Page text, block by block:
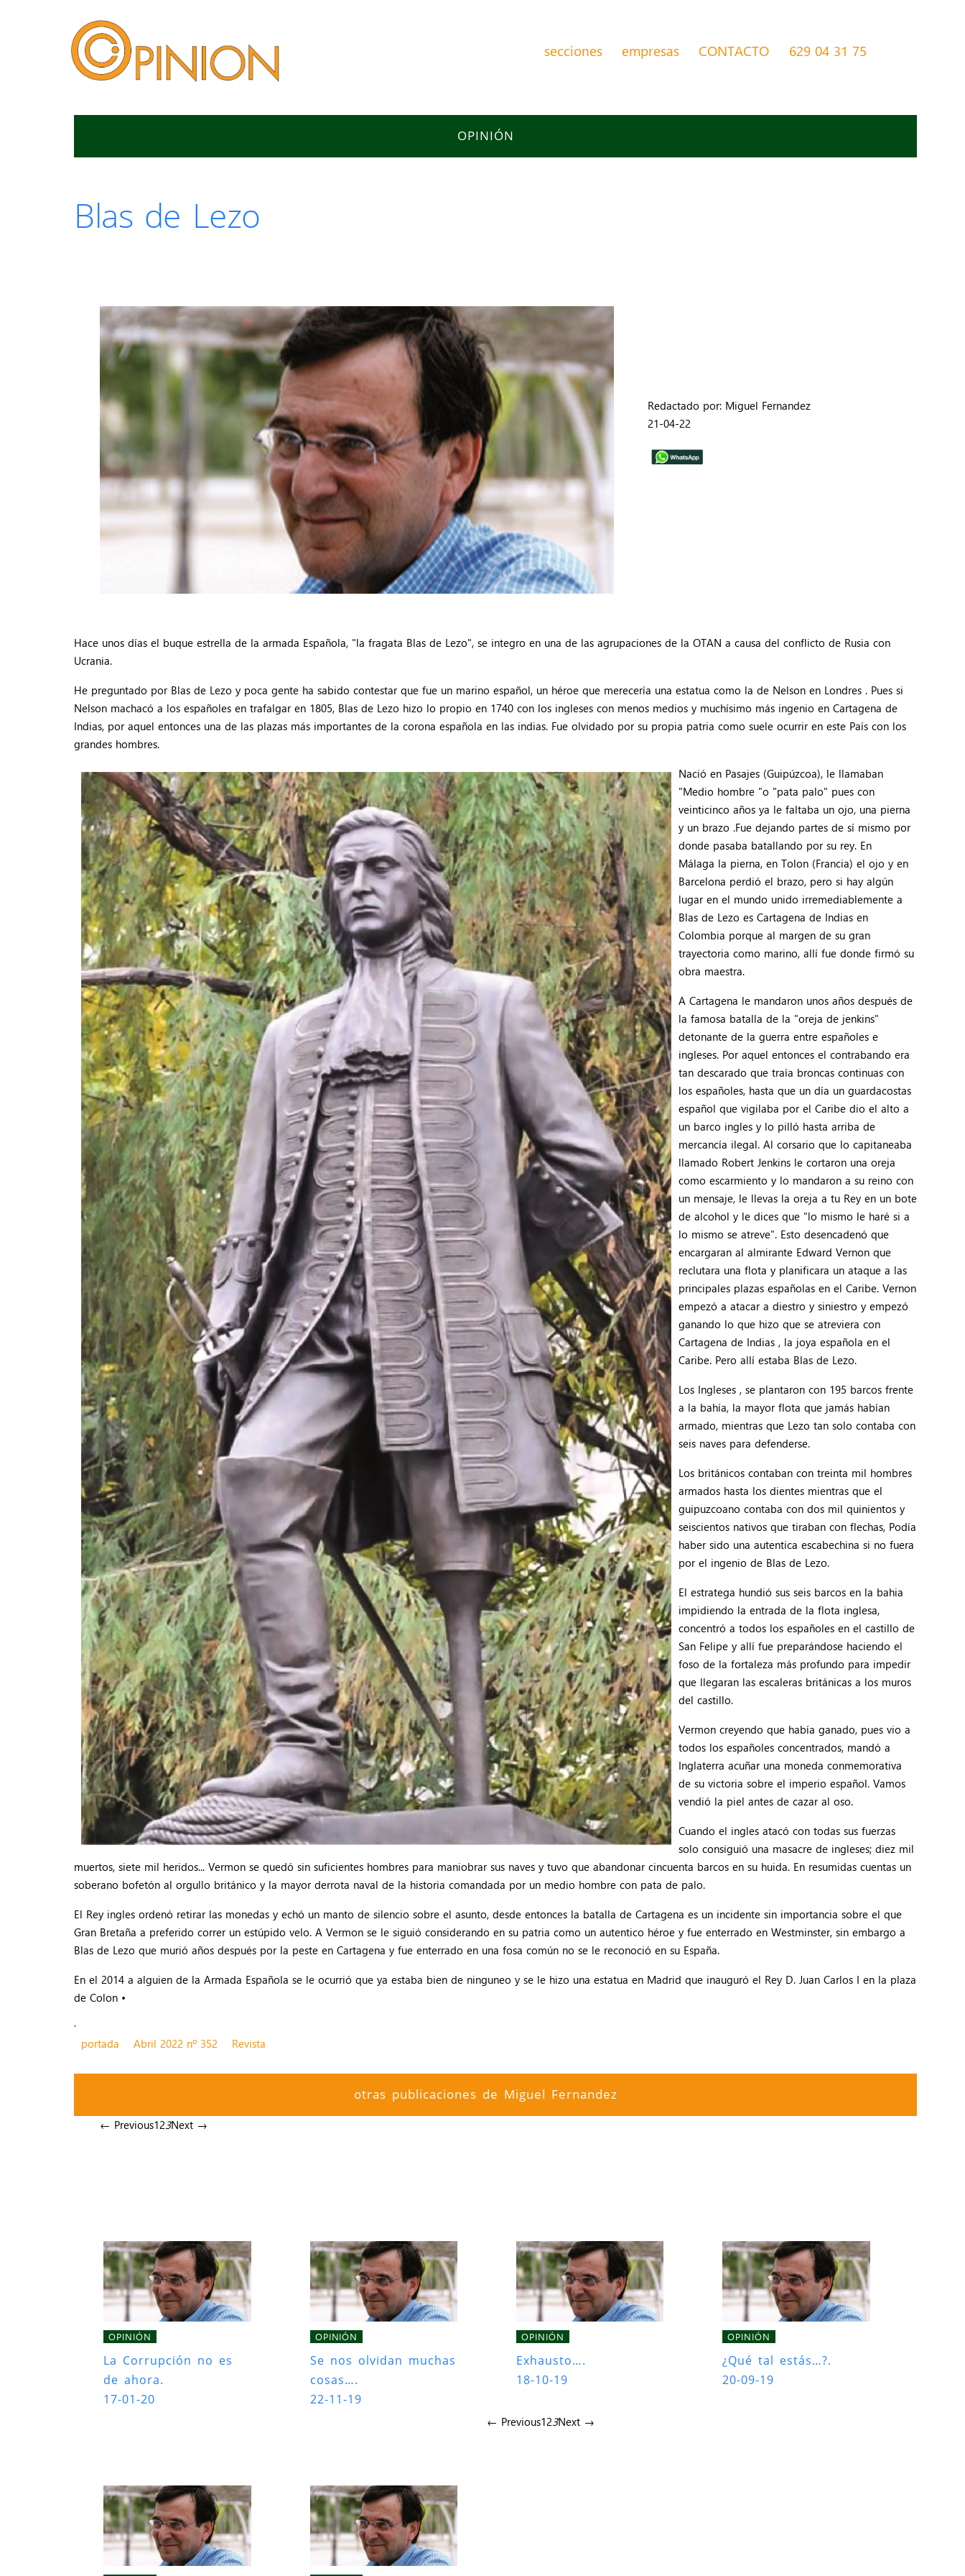
secciones empresas CONTACTO 629 04 31 75
OPINIÓN
Blas de Lezo
Redactado por: Miguel Fernandez
21-04-22
Hace unos días el buque estrella de la armada Española, "la fragata Blas de Lezo", se integro en una de las agrupaciones de la OTAN a causa del conflicto de Rusia con
Ucrania.
He preguntado por Blas de Lezo y poca gente ha sabido contestar que fue un marino español, un héroe que merecería una estatua como la de Nelson en Londres . Pues si
Nelson machacó a los españoles en trafalgar en 1805, Blas de Lezo hizo lo propio en 1740 con los ingleses con menos medios y muchísimo más ingenio en Cartagena de
Indias, por aquel entonces una de las plazas más importantes de la corona española en las indias. Fue olvidado por su propia patria como suele ocurrir en este País con los
grandes hombres.
Nació en Pasajes (Guipúzcoa), le llamaban
"Medio hombre "o "pata palo" pues con
veinticinco años ya le faltaba un ojo, una pierna
y un brazo .Fue dejando partes de sí mismo por
donde pasaba batallando por su rey. En
Málaga la pierna, en Tolon (Francia) el ojo y en
Barcelona perdió el brazo, pero si hay algún
lugar en el mundo unido irremediablemente a
Blas de Lezo es Cartagena de Indias en
Colombia porque al margen de su gran
trayectoria como marino, allí fue donde firmó su
obra maestra.
A Cartagena le mandaron unos años después de
la famosa batalla de la "oreja de jenkins"
detonante de la guerra entre españoles e
ingleses. Por aquel entonces el contrabando era
tan descarado que traía broncas continuas con
los españoles, hasta que un día un guardacostas
español que vigilaba por el Caribe dio el alto a
un barco ingles y lo pilló hasta arriba de
mercancía ilegal. Al corsario que lo capitaneaba
llamado Robert Jenkins le cortaron una oreja
como escarmiento y lo mandaron a su reino con
un mensaje, le llevas la oreja a tu Rey en un bote
de alcohol y le dices que "lo mismo le haré si a
lo mismo se atreve". Esto desencadenó que
encargaran al almirante Edward Vernon que
reclutara una flota y planificara un ataque a las
principales plazas españolas en el Caribe. Vernon
empezó a atacar a diestro y siniestro y empezó
ganando lo que hizo que se atreviera con
Cartagena de Indias , la joya española en el
Caribe. Pero allí estaba Blas de Lezo.
Los Ingleses , se plantaron con 195 barcos frente
a la bahía, la mayor flota que jamás habían
armado, mientras que Lezo tan solo contaba con
seis naves para defenderse.
Los británicos contaban con treinta mil hombres
armados hasta los dientes mientras que el
guipuzcoano contaba con dos mil quinientos y
seiscientos nativos que tiraban con flechas, Podía
haber sido una autentica escabechina si no fuera
por el ingenio de Blas de Lezo.
El estratega hundió sus seis barcos en la bahia
impidiendo la entrada de la flota inglesa,
concentró a todos los españoles en el castillo de
San Felipe y allí fue preparándose haciendo el
foso de la fortaleza más profundo para impedir
que llegaran las escaleras británicas a los muros
del castillo.
Vermon creyendo que había ganado, pues vio a
todos los españoles concentrados, mandó a
Inglaterra acuñar una moneda conmemorativa
de su victoria sobre el imperio español. Vamos
vendió la piel antes de cazar al oso.
Cuando el ingles atacó con todas sus fuerzas
solo consiguió una masacre de ingleses; diez mil
muertos, siete mil heridos... Vermon se quedó sin suficientes hombres para maniobrar sus naves y tuvo que abandonar cincuenta barcos en su huida. En resumidas cuentas un
soberano bofetón al orgullo británico y la mayor derrota naval de la historia comandada por un medio hombre con pata de palo.
El Rey ingles ordenó retirar las monedas y echó un manto de silencio sobre el asunto, desde entonces la batalla de Cartagena es un incidente sin importancia sobre el que
Gran Bretaña a preferido correr un estúpido velo. A Vermon se le siguió considerando en su patria como un autentico héroe y fue enterrado en Westminster, sin embargo a
Blas de Lezo que murió años después por la peste en Cartagena y fue enterrado en una fosa común no se le reconoció en su España.
En el 2014 a alguien de la Armada Española se le ocurrió que ya estaba bien de ninguneo y se le hizo una estatua en Madrid que inauguró el Rey D. Juan Carlos I en la plaza
de Colon •
.
portada
Abril 2022 nº 352 Revista
otras publicaciones de Miguel Fernandez
← Previous123Next →
OPINIÓN
La Corrupción no es
de ahora.
17-01-20
OPINIÓN
Se nos olvidan muchas
cosas….
22-11-19
OPINIÓN
Exhausto….
18-10-19
OPINIÓN
¿Qué tal estás…?.
20-09-19
← Previous123Next →